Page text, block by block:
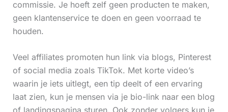
commissie. Je hoeft zelf geen producten te maken,
geen klantenservice te doen en geen voorraad te
houden.
Veel affiliates promoten hun link via blogs, Pinterest
of social media zoals TikTok. Met korte video’s
waarin je iets uitlegt, een tip deelt of een ervaring
laat zien, kun je mensen via je bio-link naar een blog